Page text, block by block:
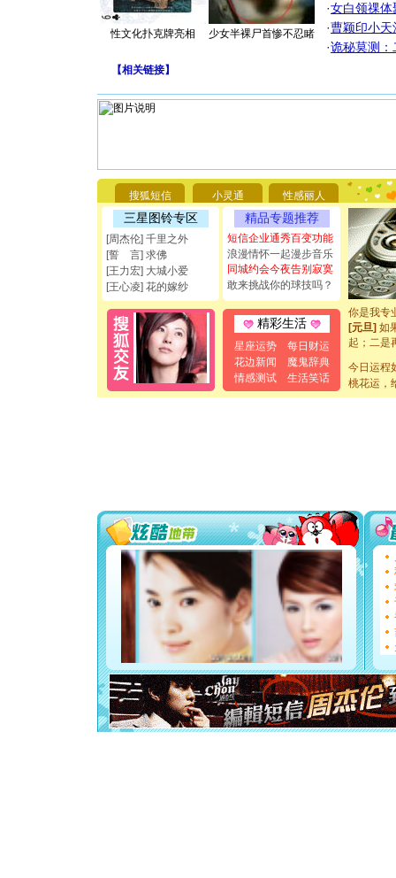
性文化扑克牌亮相 少女半裸尸首惨不忍睹
·女白领祼体
·曹颖印小天
·诡秘莫测：
【相关链接】
搜狐短信 小灵通 性感丽人
三星图铃专区
[周杰伦] 千里之外
[誓 言] 求佛
[王力宏] 大城小爱
[王心凌] 花的嫁纱
精品专题推荐
短信企业通秀百变功能
浪漫情怀一起漫步音乐
同城约会今夜告别寂寞
敢来挑战你的球技吗？
精彩生活
星座运势
每日财运
花边新闻
魔鬼辞典
情感测试
生活笑话
你太多，
要平安！
[圣诞节]
能正大光
都要快乐
[圣诞节]
如意,快
[元旦]看
断电。爱
你是我专
[元旦]如
起；二是
离。水晶
[元旦]当
泣，这痛
卖了。水
你太多，
要平安
[圣诞节]
能正大
都要快乐
[圣诞节]
如意,快
[元旦]
看
断电。
你是我
[元旦]如
起；二是
离。水晶
[元旦]当
泣，这痛
今日运程
桃花运，